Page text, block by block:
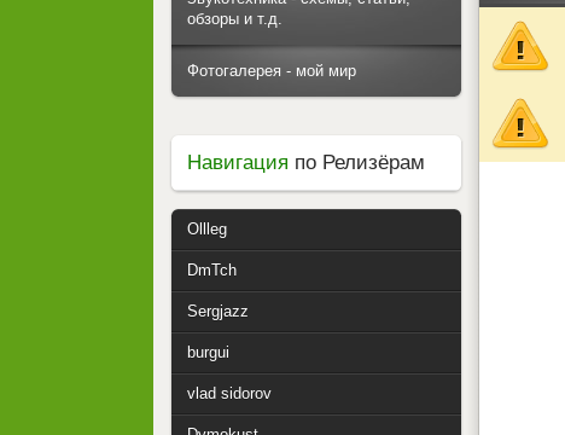
обзоры и т.д.
Фотогалерея - мой мир
Навигация по Релизёрам
Ollleg
DmTch
Sergjazz
burgui
vlad sidorov